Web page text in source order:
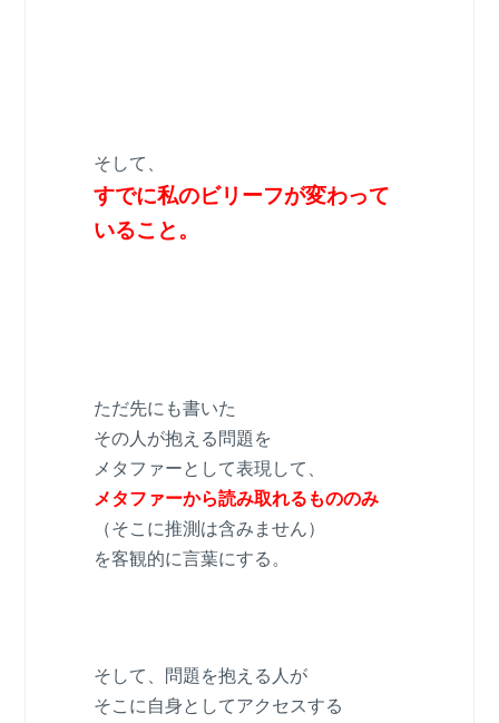
そして、
すでに私のビリーフが変わって
いること。
ただ先にも書いた
その人が抱える問題を
メタファーとして表現して、
メタファーから読み取れるもののみ
（そこに推測は含みません）
を客観的に言葉にする。
そして、問題を抱える人が
そこに自身としてアクセスする